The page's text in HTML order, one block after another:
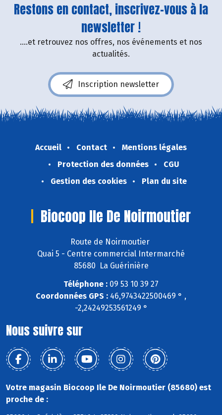
Restons en contact, inscrivez-vous à la
newsletter !
....et retrouvez nos offres, nos événements et nos
actualités.
Inscription newsletter
Accueil Contact
Mentions légales
Protection des données
CGU
Gestion des cookies
Plan du site
Biocoop Ile De Noirmoutier
Route de Noirmoutier
Quai 5 - Centre commercial Intermarché
85680 La Guérinière
Téléphone : 09 53 10 39 27
Coordonnées GPS : 46,9743422500469 ° ,
-2,24249253561249 °
Nous suivre sur
Votre magasin Biocoop Ile De Noirmoutier (85680) est
proche de :